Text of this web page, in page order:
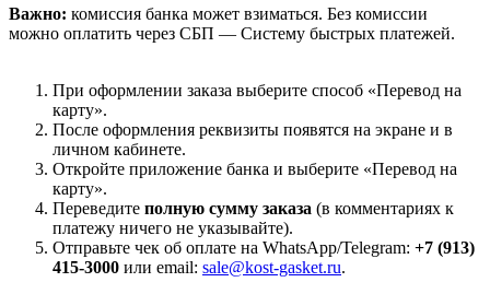
Важно: комиссия банка может взиматься. Без комиссии
можно оплатить через СБП — Систему быстрых платежей.
При оформлении заказа выберите способ «Перевод на
карту».
После оформления реквизиты появятся на экране и в
личном кабинете.
Откройте приложение банка и выберите «Перевод на
карту».
Переведите полную сумму заказа (в комментариях к
платежу ничего не указывайте).
Отправьте чек об оплате на WhatsApp/Telegram: +7 (913)
415-3000 или email: sale@kost-gasket.ru.